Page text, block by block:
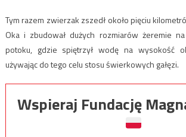
Tym razem zwierzak zszedł około pięciu
Oka i zbudował dużych rozmiarów żeremie
potoku, gdzie spiętrzył wodę na wysokość
używając do tego celu stosu świerkowych gałęzi.
Wspieraj Fundację